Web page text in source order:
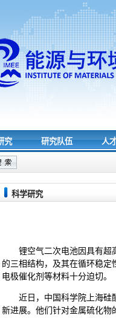
究 研究队伍 人
科学研究
锂空气二次电池因具有超
的三相结构，及其在循环稳
电极催化剂等材料十分迫切。
近日，中国科学院上海硅
新进展。他们针对金属硫化物